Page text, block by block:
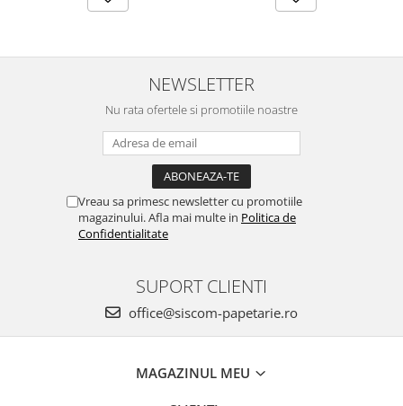
NEWSLETTER
Nu rata ofertele si promotiile noastre
Vreau sa primesc newsletter cu promotiile
magazinului. Afla mai multe in Politica de
Confidentialitate
SUPORT CLIENTI
office@siscom-papetarie.ro
MAGAZINUL MEU